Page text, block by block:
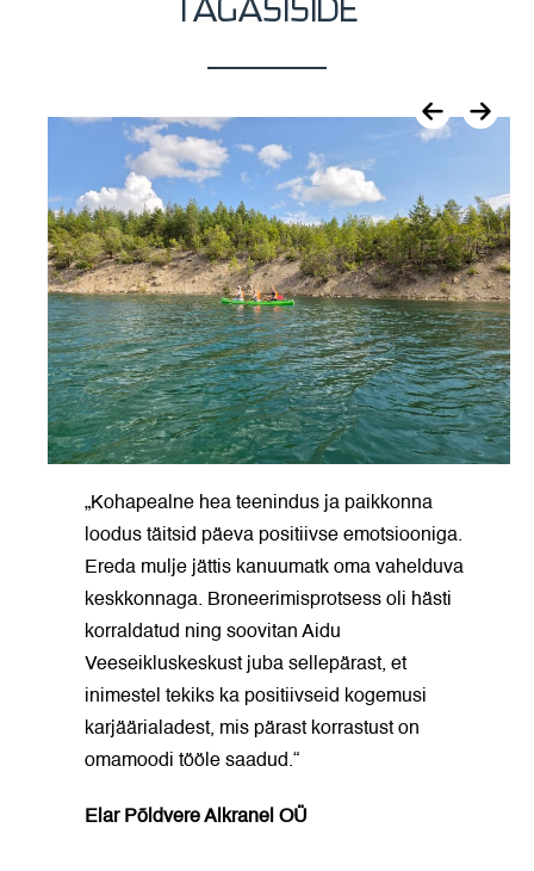
TAGASISIDE
„Kohapealne hea teenindus ja paikkonna
loodus täitsid päeva positiivse emotsiooniga.
Ereda mulje jättis kanuumatk oma vahelduva
keskkonnaga. Broneerimisprotsess oli hästi
korraldatud ning soovitan Aidu
Veeseikluskeskust juba sellepärast, et
inimestel tekiks ka positiivseid kogemusi
karjäärialadest, mis pärast korrastust on
omamoodi tööle saadud.“
Elar Põldvere Alkranel OÜ